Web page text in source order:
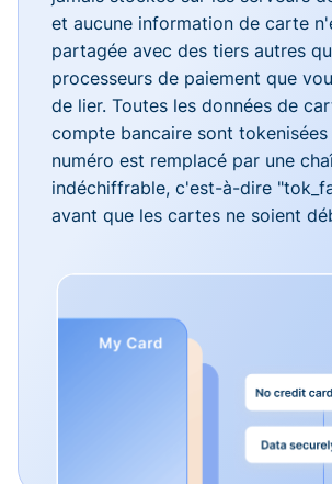
et aucune information de carte
partagée avec des tiers autres
processeurs de paiement que
de lier. Toutes les données de
compte bancaire sont tokenisées
numéro est remplacé par une
indéchiffrable, c'est-à-dire
avant que les cartes ne soient